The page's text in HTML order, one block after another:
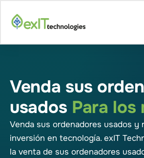
Venda sus
usados Para los
Venda sus ordenadores usados y
inversión en tecnología. exIT
la venta de sus ordenadores